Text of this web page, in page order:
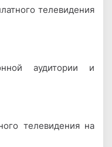
телевидения
аудитории и
телевидения на